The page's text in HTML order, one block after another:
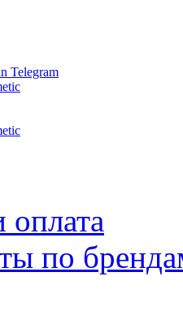
Telegram
оплата
по